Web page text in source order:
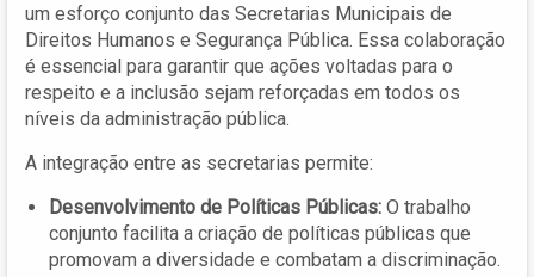
um esforço conjunto das Secretarias Municipais de
Direitos Humanos e Segurança Pública. Essa colaboração
é essencial para garantir que ações voltadas para o
respeito e a inclusão sejam reforçadas em todos os
níveis da administração pública.
A integração entre as secretarias permite:
Desenvolvimento de Políticas Públicas: O trabalho
conjunto facilita a criação de políticas públicas que
promovam a diversidade e combatam a discriminação.